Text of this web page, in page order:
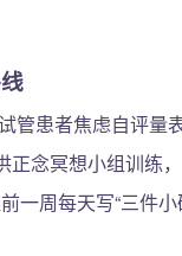
管患者焦虑自评量
正念冥想小组训练
一周每天写“三件